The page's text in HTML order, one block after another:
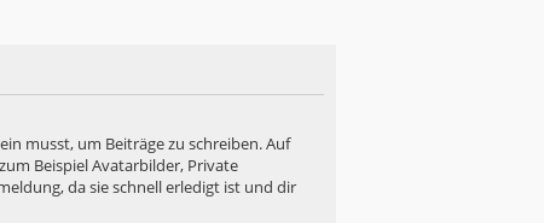
musst, um Beiträge zu schreiben. Auf
Beispiel Avatarbilder, Private
da sie schnell erledigt ist und dir